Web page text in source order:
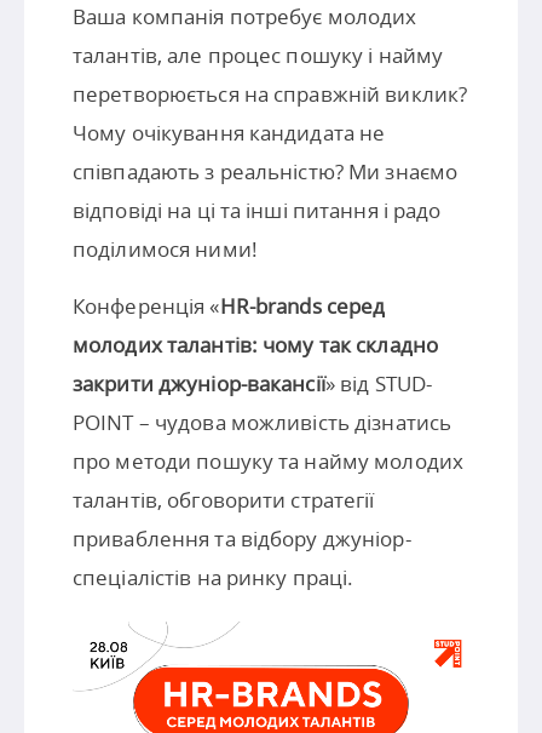
Ваша компанія потребує молодих
талантів, але процес пошуку і найму
перетворюється на справжній виклик?
Чому очікування кандидата не
співпадають з реальністю? Ми знаємо
відповіді на ці та інші питання і радо
поділимося ними!
Конференція «HR-brands серед
молодих талантів: чому так складно
закрити джуніор-вакансії» від STUD-
POINT – чудова можливість дізнатись
про методи пошуку та найму молодих
талантів, обговорити стратегії
приваблення та відбору джуніор-
спеціалістів на ринку праці.